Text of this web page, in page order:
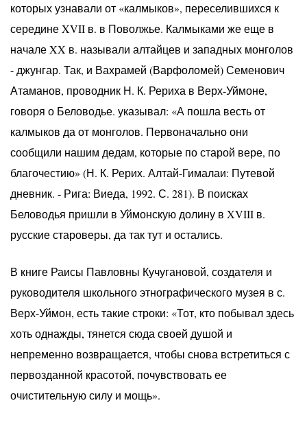
которых узнавали от «калмыков», переселившихся к
середине XVII в. в Поволжье. Калмыками же еще в
начале XX в. называли алтайцев и западных монголов
- джунгар. Так, и Вахрамей (Варфоломей) Семенович
Атаманов, проводник Н. К. Рериха в Верх-Уймоне,
говоря о Беловодье. указывал: «А пошла весть от
калмыков да от монголов. Первоначально они
сообщили нашим дедам, которые по старой вере, по
благочестию» (Н. К. Рерих. Алтай-Гималаи: Путевой
дневник. - Рига: Виеда, 1992. С. 281). В поисках
Беловодья пришли в Уймонскую долину в XVIII в.
русские староверы, да так тут и остались.
В книге Раисы Павловны Кучугановой, создателя и
руководителя школьного этнографического музея в с.
Верх-Уймон, есть такие строки: «Тот, кто побывал здесь
хоть однажды, тянется сюда своей душой и
непременно возвращается, чтобы снова встретиться с
первозданной красотой, почувствовать ее
очистительную силу и мощь».